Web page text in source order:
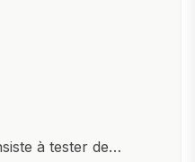
à tester de